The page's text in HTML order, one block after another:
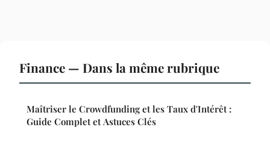
Finance — Dans la même rubrique
Maîtriser le Crowdfunding et les Taux d'Intérêt :
Guide Complet et Astuces Clés